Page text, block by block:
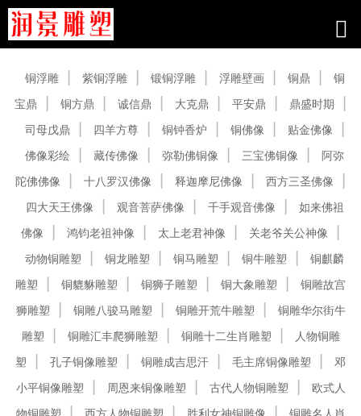
铜浮雕 紫铜浮雕 锻铜浮雕 浮雕壁画 铜鼎
铜
宝鼎
铜方鼎 诚信鼎 大克鼎 平安鼎
鼎盛时期
司母戊鼎
四羊方尊 铜钟香炉 铜佛像
贴金佛像
佛像彩绘
藏传佛像 弥勒佛铜像 三宝佛铜像
阿弥
陀佛佛像
十八罗汉佛像 释迦摩尼佛像
西方三圣佛像
四大天王佛像
观音菩萨佛像 千手观音佛像
如来佛祖
佛像
鸿钧老祖神像 太上老君神像
关老爷关公神像
动物铜雕塑
铜龙雕塑 铜马雕塑 铜牛雕塑
铜麒麟
雕塑
铜貔貅雕塑 铜狮子雕塑 铜大象雕塑
铜雕故宫
狮雕塑
铜雕八骏马雕塑 铜雕开荒牛雕塑
铜雕华尔街牛
雕塑
铜雕汇丰爬狮雕塑 铜雕十二生肖雕塑
人物铜雕
塑
孔子铜像雕塑 铜雕成吉思汗 毛主席铜像雕塑
邓
小平铜像雕塑
周恩来铜像雕塑 古代人物铜雕塑
欧式人